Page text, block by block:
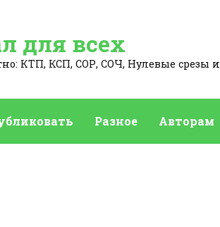
для всех
КТП, КСП, СОР, СОЧ, Нулевые срезы
Разное Авторам